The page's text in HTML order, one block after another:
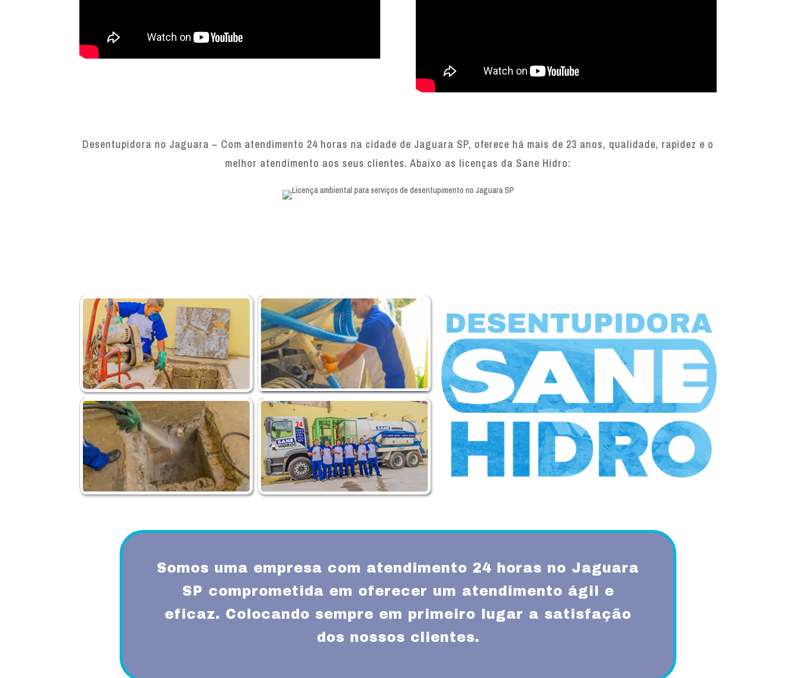
Desentupidora no Jaguara – Com atendimento 24 horas na cidade de Jaguara SP, oferece há mais de 23 anos, qualidade, rapidez e o
melhor atendimento aos seus clientes. Abaixo as licenças da Sane Hidro:
Somos uma empresa com atendimento 24 horas no Jaguara
SP comprometida em oferecer um atendimento ágil e
eficaz. Colocando sempre em primeiro lugar a satisfação
dos nossos clientes.